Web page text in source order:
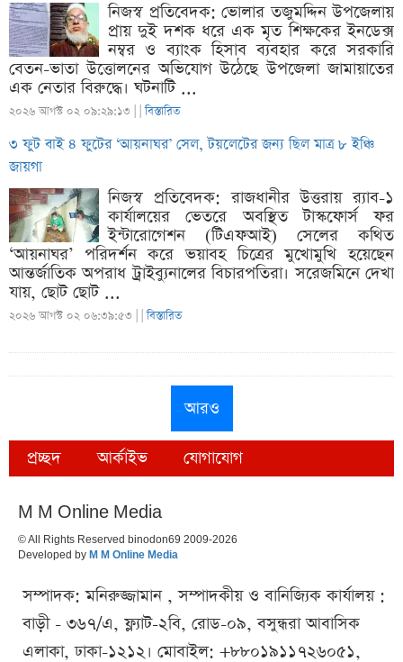
নিজস্ব প্রতিবেদক: ভোলার তজুমদ্দিন উপজেলায়
প্রায় দুই দশক ধরে এক মৃত শিক্ষকের ইনডেক্স
নম্বর ও ব্যাংক হিসাব ব্যবহার করে সরকারি
বেতন-ভাতা উত্তোলনের অভিযোগ উঠেছে উপজেলা জামায়াতের
এক নেতার বিরুদ্ধে। ঘটনাটি ...
২০২৬ আগস্ট ০২ ০৯:২৯:১৩ | |বিস্তারিত
৩ ফুট বাই ৪ ফুটের ‘আয়নাঘর’ সেল, টয়লেটের জন্য ছিল মাত্র ৮ ইঞ্চি
জায়গা
নিজস্ব প্রতিবেদক: রাজধানীর উত্তরায় র‌্যাব-১
কার্যালয়ের ভেতরে অবস্থিত টাস্কফোর্স ফর
ইন্টারোগেশন (টিএফআই) সেলের কথিত
‘আয়নাঘর’ পরিদর্শন করে ভয়াবহ চিত্রের মুখোমুখি হয়েছেন
আন্তর্জাতিক অপরাধ ট্রাইব্যুনালের বিচারপতিরা। সরেজমিনে দেখা
যায়, ছোট ছোট ...
২০২৬ আগস্ট ০২ ০৬:৩৯:৫৩ | |বিস্তারিত
আরও
প্রচ্ছদ আর্কাইভ যোগাযোগ
M M Online Media
© All Rights Reserved binodon69 2009-2026
Developed by M M Online Media
সম্পাদক: মনিরুজ্জামান , সম্পাদকীয় ও বানিজ্যিক কার্যালয় :
বাড়ী - ৩৬৭/এ, ফ্ল্যাট-২বি, রোড-০৯, বসুন্ধরা আবাসিক
এলাকা, ঢাকা-১২১২। মোবাইল: +৮৮০১৯১১৭২৬০৫১,